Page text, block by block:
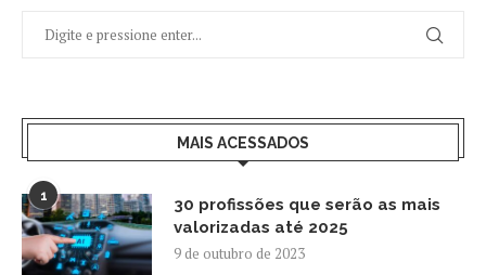
MAIS ACESSADOS
1
30 profissões que serão as mais
valorizadas até 2025
9 de outubro de 2023